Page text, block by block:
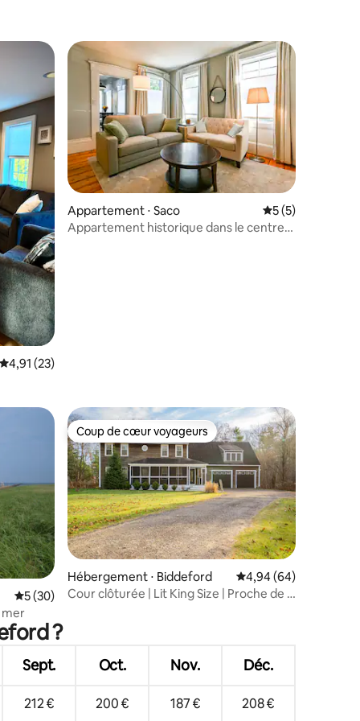
: 4,9 sur 5
appréciés
Évaluation moyenne sur la base de 23 commentaires : 4,91 sur 5
4,91 (23)
Appartement ⋅ Saco Évaluation
5 (5)
Appartement historique dans le centre-
: 4,99 sur 5
appréciés
Évaluation moyenne sur la base de 30 commentaires : 5 sur 5
5 (30)
mer
Coup de cœur voyageurs
Coup de cœur voyageurs
Hébergement ⋅ Biddeford Évaluation moyenne
4,94 (64)
Cour clôturée | Lit King Size | Proche de 2
?
Sept. Oct. Nov. Déc.
212 € 200 € 187 € 208 €